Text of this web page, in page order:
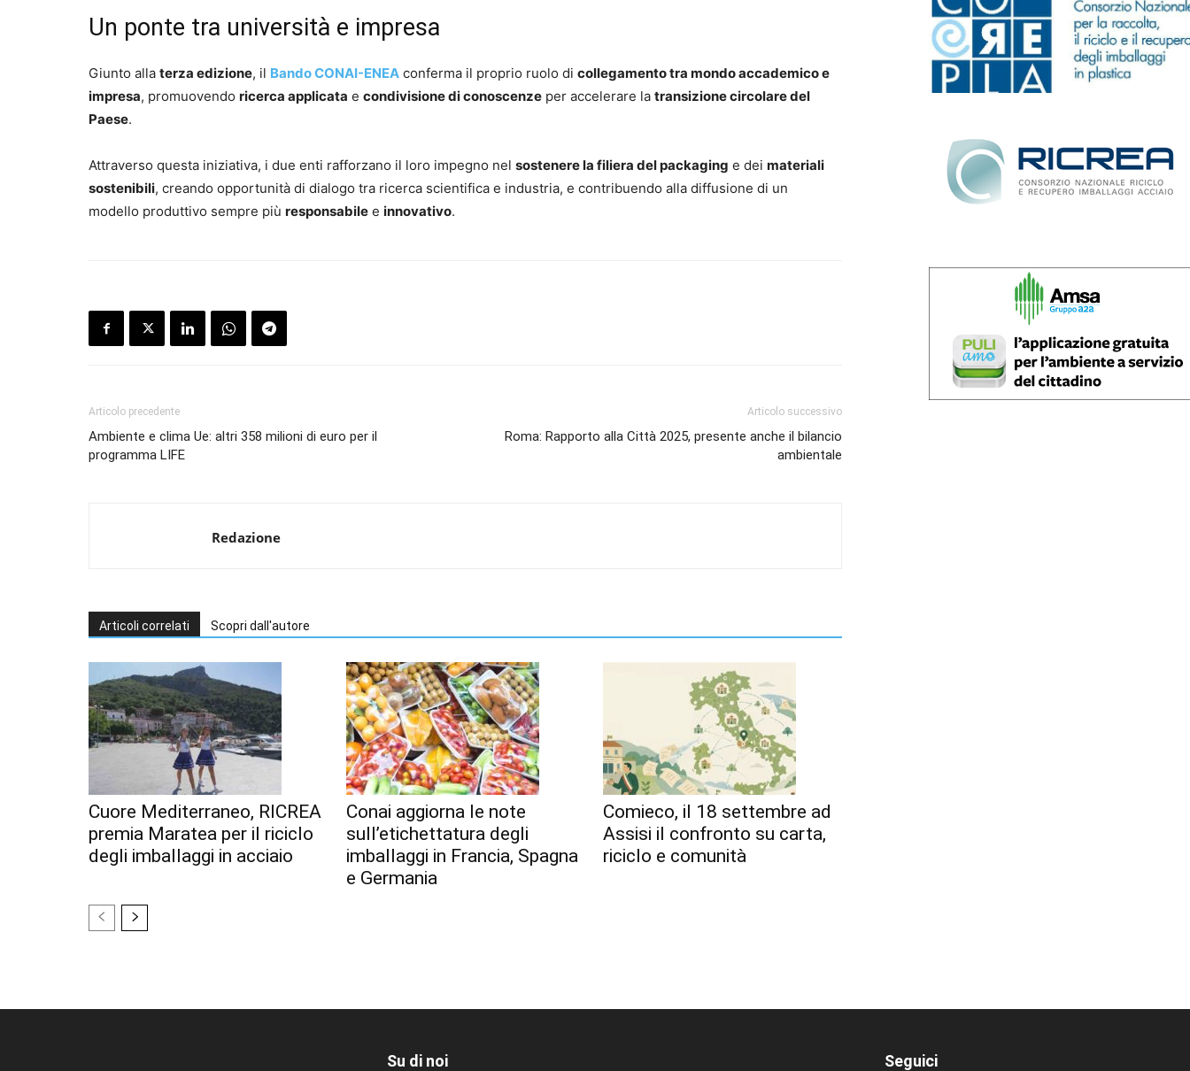
Un ponte tra università e impresa
Giunto alla terza edizione, il Bando CONAI-ENEA conferma il proprio ruolo di collegamento tra mondo accademico e
impresa, promuovendo ricerca applicata e condivisione di conoscenze per accelerare la transizione circolare del
Paese.
Attraverso questa iniziativa, i due enti rafforzano il loro impegno nel sostenere la filiera del packaging e dei materiali
sostenibili, creando opportunità di dialogo tra ricerca scientifica e industria, e contribuendo alla diffusione di un
modello produttivo sempre più responsabile e innovativo.
Articolo precedente
Ambiente e clima Ue: altri 358 milioni di euro per il
programma LIFE
Articolo successivo
Roma: Rapporto alla Città 2025, presente anche il bilancio
ambientale
Redazione
Articoli correlati Scopri dall'autore
Cuore Mediterraneo, RICREA
premia Maratea per il riciclo
degli imballaggi in acciaio
Conai aggiorna le note
sull’etichettatura degli
imballaggi in Francia, Spagna
e Germania
Comieco, il 18 settembre ad
Assisi il confronto su carta,
riciclo e comunità
Su di noi Seguici